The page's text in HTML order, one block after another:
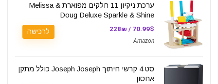
ערכת ניקיון 11 חלקים מפוארת Melissa &
Doug Deluxe Sparkle & Shine
70.99$ / 228₪
Amazon
לרכישה
סט 4 קרשי חיתוך Joseph Joseph כולל מתקן
אחסון